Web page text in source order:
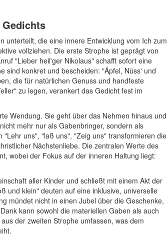
unterteilt, die eine innere Entwicklung vom Ich zum
vollziehen. Die erste Strophe ist geprägt von
"Lieber heil'ger Nikolaus" schafft sofort eine
sind konkret und bescheiden: "Äpfel, Nüss' und
die für natürlichen Genuss und handfeste
zu legen, verankert das Gedicht fest im
Wendung. Sie geht über das Nehmen hinaus und
mehr nur als Gabenbringer, sondern als
uns", "laß uns", "Zeig uns" transformieren die
Nächstenliebe. Die zentralen Werte des
wobei der Fokus auf der inneren Haltung liegt:
aller Kinder und schließt mit einem Akt der
und klein" deuten auf eine inklusive, universelle
mündet nicht in einen Jubel über die Geschenke,
kann sowohl die materiellen Gaben als auch
der zweiten Strophe umfassen, was dem